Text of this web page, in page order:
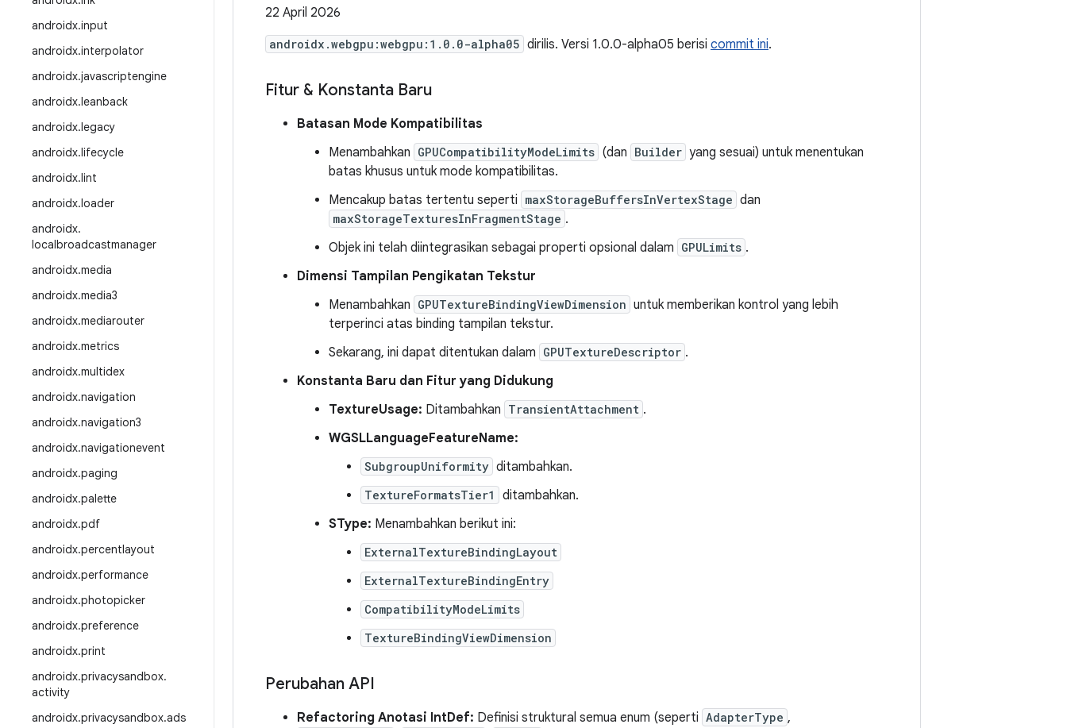
androidx.input
androidx.interpolator
androidx.javascriptengine
androidx.leanback
androidx.legacy
androidx.lifecycle
androidx.lint
androidx.loader
androidx.
localbroadcastmanager
androidx.media
androidx.media3
androidx.mediarouter
androidx.metrics
androidx.multidex
androidx.navigation
androidx.navigation3
androidx.navigationevent
androidx.paging
androidx.palette
androidx.pdf
androidx.percentlayout
androidx.performance
androidx.photopicker
androidx.preference
androidx.print
androidx.privacysandbox.
activity
androidx.privacysandbox.ads
22 April 2026
androidx.webgpu:webgpu:1.0.0-alpha05 dirilis. Versi 1.0.0-alpha05 berisi commit ini.
Fitur & Konstanta Baru
Batasan Mode Kompatibilitas
Menambahkan GPUCompatibilityModeLimits (dan Builder yang sesuai) untuk menentukan
batas khusus untuk mode kompatibilitas.
Mencakup batas tertentu seperti maxStorageBuffersInVertexStage dan
maxStorageTexturesInFragmentStage .
Objek ini telah diintegrasikan sebagai properti opsional dalam GPULimits .
Dimensi Tampilan Pengikatan Tekstur
Menambahkan GPUTextureBindingViewDimension untuk memberikan kontrol yang lebih
terperinci atas binding tampilan tekstur.
Sekarang, ini dapat ditentukan dalam GPUTextureDescriptor .
Konstanta Baru dan Fitur yang Didukung
TextureUsage: Ditambahkan TransientAttachment .
WGSLLanguageFeatureName:
SubgroupUniformity ditambahkan.
TextureFormatsTier1
ditambahkan.
SType: Menambahkan berikut ini:
ExternalTextureBindingLayout
ExternalTextureBindingEntry
CompatibilityModeLimits
TextureBindingViewDimension
Perubahan API
Refactoring Anotasi IntDef: Definisi struktural semua enum (seperti AdapterType ,